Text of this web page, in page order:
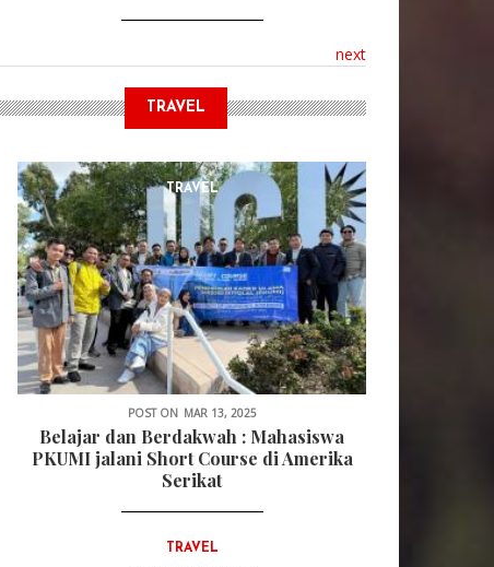
next
TRAVEL
TRAVEL
POST ON MAR 13, 2025
Belajar dan Berdakwah : Mahasiswa
PKUMI jalani Short Course di Amerika
Serikat
TRAVEL